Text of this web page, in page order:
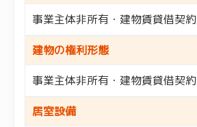
事業主体非所有・建物賃貸借契約
建物の権利形態
事業主体非所有・建物賃貸借契約
居室設備